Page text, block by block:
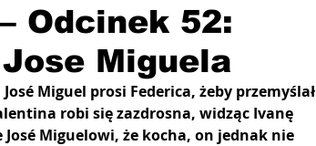
Odcinek 52:
Miguela
Miguel prosi Federica, żeby przemyślał
robi się zazdrosna, widząc Ivanę
José Miguelowi, że kocha, on jednak nie